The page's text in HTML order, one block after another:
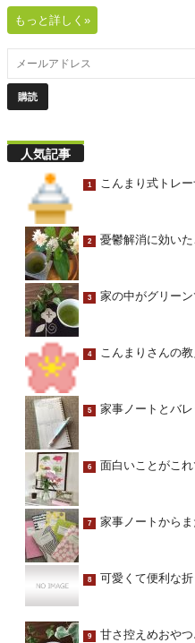
もっと詳しく»
人気記事
1 こんまり式トレ
2 憂鬱解消に効い
3 家の中がグリー
4 こんまりさんの
5 家事ノートとバ
6 面白いことがこ
7 家事ノートから
8 可愛くて便利な
9 甘さ控えめおや